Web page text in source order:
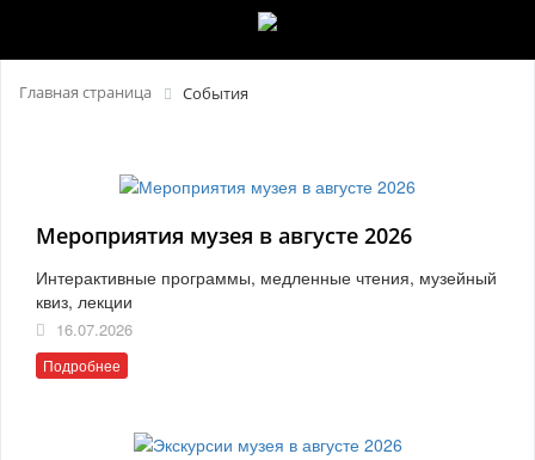
Главная страница События
Мероприятия музея в августе 2026
Интерактивные программы, медленные чтения, музейный
квиз, лекции
16.07.2026
Подробнее